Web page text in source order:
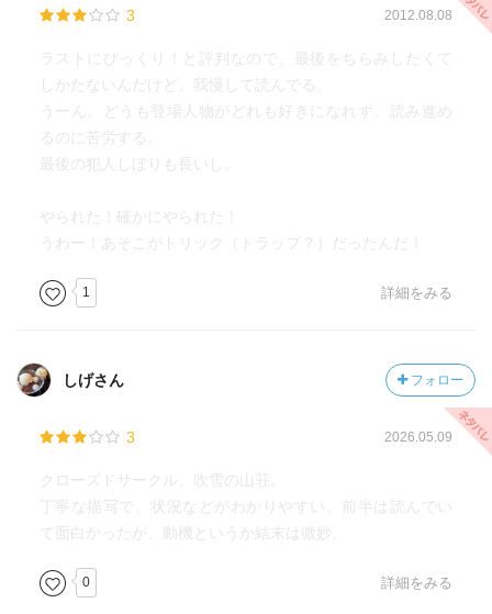
3 2012.08.08
ラストにびっくり！と評判なので、最後をちらみしたくて
しかたないんだけど、我慢して読んでる。
うーん。どうも登場人物がどれも好きになれず。読み進め
るのに苦労する。
最後の犯人しぼりも長いし。
やられた！確かにやられた！
うわー！あそこがトリック（トラップ？）だったんだ！
1 詳細をみる
しげさん フォロー
3 2026.05.09
クローズドサークル、吹雪の山荘。
丁寧な描写で、状況などがわかりやすい。前半は読んでい
て面白かったが、動機というか結末は微妙。
0 詳細をみる